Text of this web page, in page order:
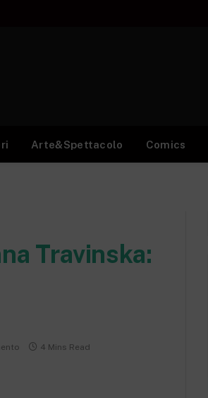
Arte&Spettacolo Comics
Travinska:
4 Mins Read